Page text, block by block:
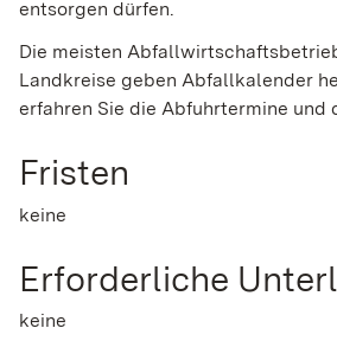
entsorgen dürfen.
Die meisten
Landkreise geben Abfallkalender
erfahren Sie die Abfuhrtermine und
Fristen
keine
Erforderliche
keine